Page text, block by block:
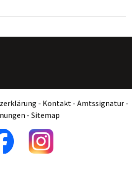
- Kontakt - Amtssignatur -
- Sitemap